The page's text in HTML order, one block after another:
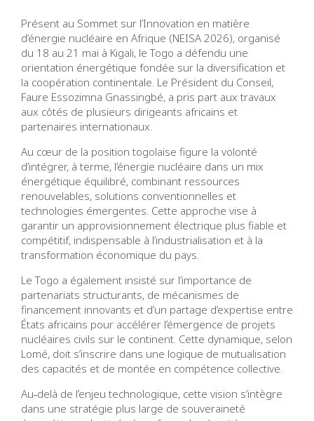
Présent au Sommet sur l’Innovation en matière
d’énergie nucléaire en Afrique (NEISA 2026), organisé
du 18 au 21 mai à Kigali, le Togo a défendu une
orientation énergétique fondée sur la diversification et
la coopération continentale. Le Président du Conseil,
Faure Essozimna Gnassingbé, a pris part aux travaux
aux côtés de plusieurs dirigeants africains et
partenaires internationaux.
Au cœur de la position togolaise figure la volonté
d’intégrer, à terme, l’énergie nucléaire dans un mix
énergétique équilibré, combinant ressources
renouvelables, solutions conventionnelles et
technologies émergentes. Cette approche vise à
garantir un approvisionnement électrique plus fiable et
compétitif, indispensable à l’industrialisation et à la
transformation économique du pays.
Le Togo a également insisté sur l’importance de
partenariats structurants, de mécanismes de
financement innovants et d’un partage d’expertise entre
États africains pour accélérer l’émergence de projets
nucléaires civils sur le continent. Cette dynamique, selon
Lomé, doit s’inscrire dans une logique de mutualisation
des capacités et de montée en compétence collective.
Au‑delà de l’enjeu technologique, cette vision s’intègre
dans une stratégie plus large de souveraineté